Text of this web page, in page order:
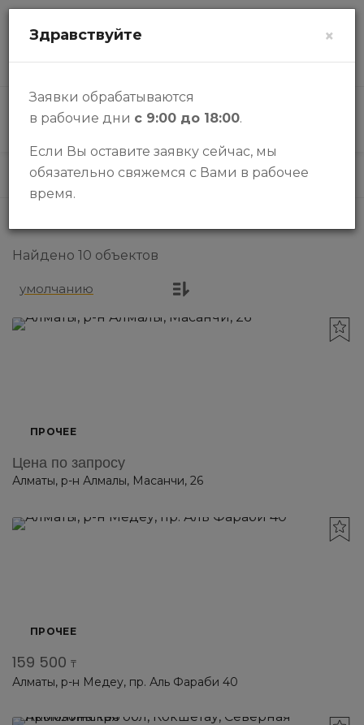
КАТАЛОГ
Каталог Прочее
Найдено 10 объектов
ПРОЧЕЕ
Цена по запросу
Алматы, р-н Алмалы, Масанчи, 26
ПРОЧЕЕ
159 500 ₸
Алматы, р-н Медеу, пр. Аль Фараби 40
×
Здравствуйте
Заявки обрабатываются
в рабочие дни с 9:00 до 18:00.
Если Вы оставите заявку сейчас, мы
обязательно свяжемся с Вами в рабочее
время.